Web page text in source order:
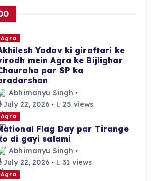
Agra
Yadav ki giraftari ke
mein Agra ke Bijlighar
par SP ka
Abhimanyu Singh
July 22, 2026
25 views
Agra
Flag Day par Tirange
di gayi salami
Abhimanyu Singh
July 22, 2026
31 views
Agra